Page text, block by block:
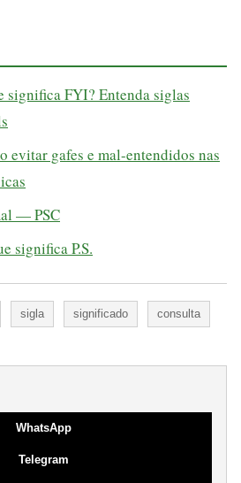
significa FYI? Entenda siglas
evitar gafes e mal-entendidos nas
— PSC
significa P.S.
sigla significado consulta
WhatsApp
Telegram